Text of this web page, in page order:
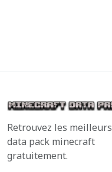
Retrouvez les meilleurs
data pack minecraft
gratuitement.